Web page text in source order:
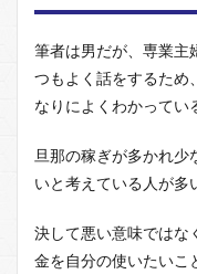
たい
主婦
の仕
尊重
され
るべ
1.2
家事
筆者は男だが、専業主
つもよく話をするため
なりによくわかってい
旦那の稼ぎが多かれ
いと考えている人が多
決して悪い意味ではな
金を自分の使いたいこ